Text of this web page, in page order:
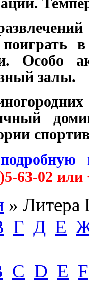
в
Особо
залы.
63-02 или
» Литера
Г Д Е
C D E F